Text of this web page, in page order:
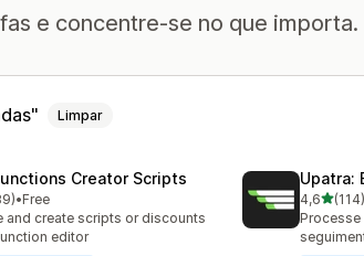
e concentre-se no que importa.
Limpar
Creator Scripts
estrelas
de avaliações
•Free
and create scripts or discounts
editor
Upatra:
4,6de 5(114)
114 total
Processe